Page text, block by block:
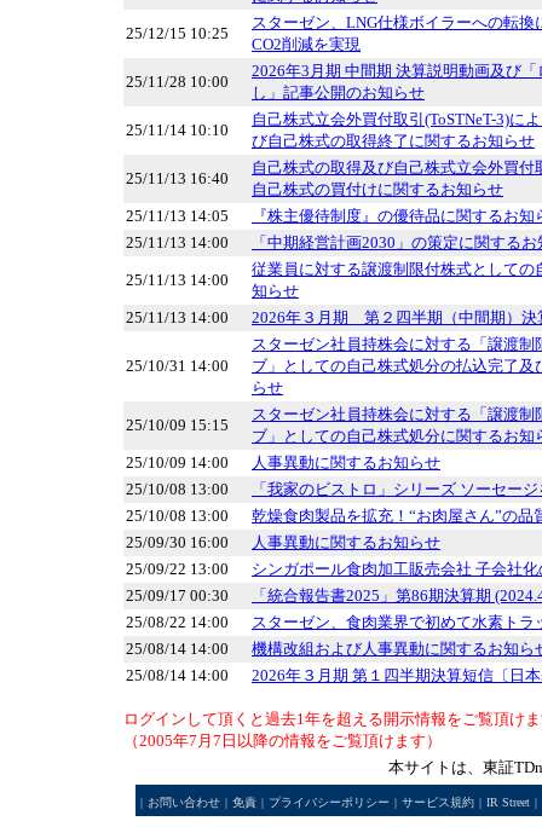
25/12/15 10:25
スターゼン、LNG仕様ボイラーへの転換
CO2削減を実現
25/11/28 10:00
2026年3月期 中間期 決算説明動画及び
し」記事公開のお知らせ
25/11/14 10:10
自己株式立会外買付取引(ToSTNeT-3)に
び自己株式の取得終了に関するお知らせ
25/11/13 16:40
自己株式の取得及び自己株式立会外買付
自己株式の買付けに関するお知らせ
25/11/13 14:05
『株主優待制度』の優待品に関するお知
25/11/13 14:00
「中期経営計画2030」の策定に関する
25/11/13 14:00
従業員に対する譲渡制限付株式としての
知らせ
25/11/13 14:00
2026年３月期 第２四半期（中間期）決
25/10/31 14:00
スターゼン社員持株会に対する「譲渡制
ブ」としての自己株式処分の払込完了及
らせ
25/10/09 15:15
スターゼン社員持株会に対する「譲渡制
ブ」としての自己株式処分に関するお知
25/10/09 14:00
人事異動に関するお知らせ
25/10/08 13:00
「我家のビストロ」シリーズ ソーセー
25/10/08 13:00
乾燥食肉製品を拡充！“お肉屋さん”の品
25/09/30 16:00
人事異動に関するお知らせ
25/09/22 13:00
シンガポール食肉加工販売会社 子会社
25/09/17 00:30
「統合報告書2025」第86期決算期
25/08/22 14:00
スターゼン、食肉業界で初めて水素トラ
25/08/14 14:00
機構改組および人事異動に関するお知ら
25/08/14 14:00
2026年３月期 第１四半期決算短信〔日
ログインして頂くと過去1年を超える開示情報をご覧頂け
（2005年7月7日以降の情報をご覧頂けます）
本サイトは、東証
| お問い合わせ | 免責 | プライバシーポリシー | サービス規約 | IR Street |